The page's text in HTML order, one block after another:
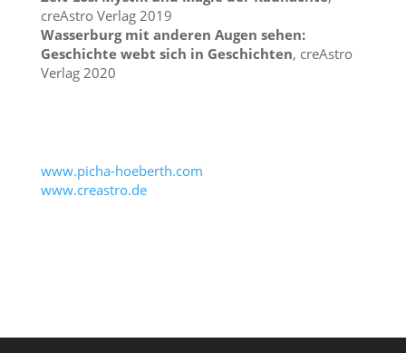
creAstro Verlag 2019
Wasserburg mit anderen Augen sehen:
Geschichte webt sich in Geschichten, creAstro
Verlag 2020
www.picha-hoeberth.com
www.creastro.de